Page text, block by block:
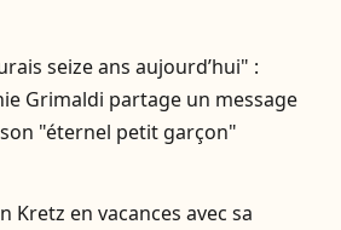
à 56 ans ?
seize ans aujourd’hui" :
Grimaldi partage un message
"éternel petit garçon"
Kretz en vacances avec sa